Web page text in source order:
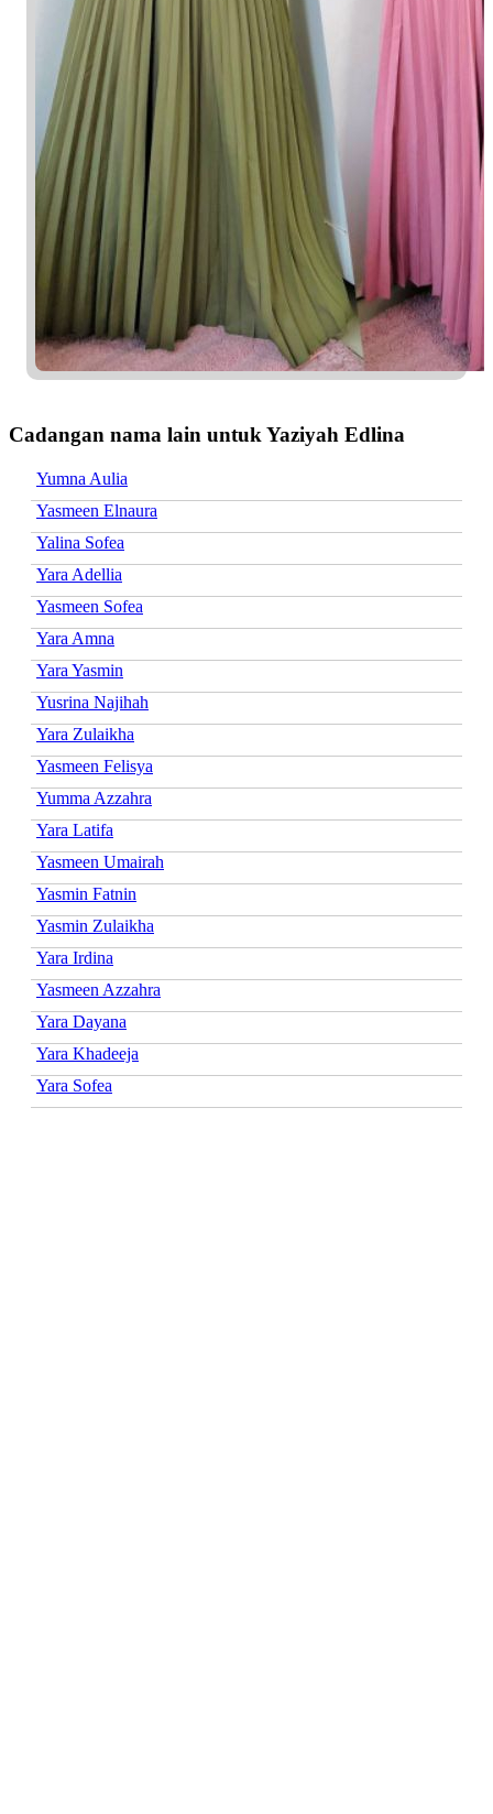
Cadangan nama lain untuk Yaziyah Edlina
Yumna Aulia
Yasmeen Elnaura
Yalina Sofea
Yara Adellia
Yasmeen Sofea
Yara Amna
Yara Yasmin
Yusrina Najihah
Yara Zulaikha
Yasmeen Felisya
Yumma Azzahra
Yara Latifa
Yasmeen Umairah
Yasmin Fatnin
Yasmin Zulaikha
Yara Irdina
Yasmeen Azzahra
Yara Dayana
Yara Khadeeja
Yara Sofea